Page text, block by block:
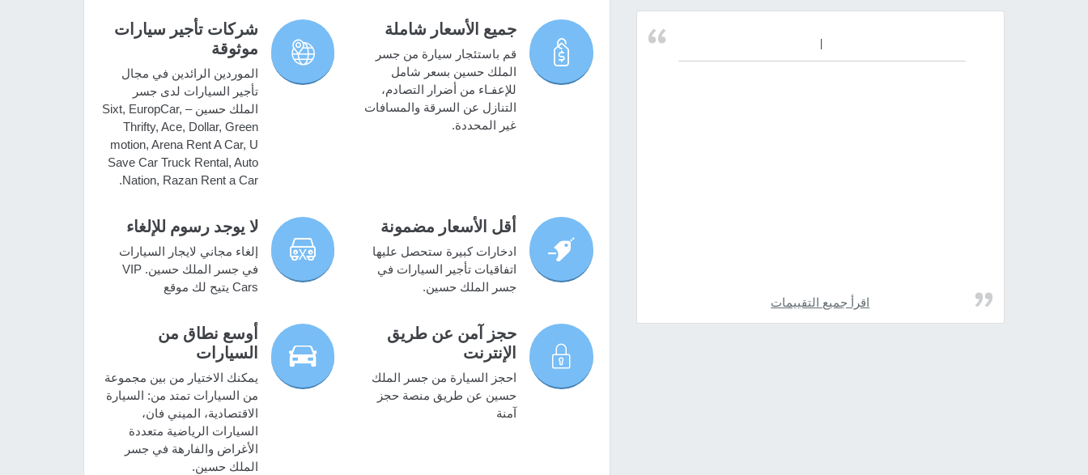
اقرأ جميع التقييمات
جميع الأسعار شاملة
قم باستئجار سيارة من جسر
الملك حسين بسعر شامل
للإعفـاء من أضرار التصادم،
التنازل عن السرقة والمسافات
غير المحددة.
شركات تأجير سيارات
موثوقة
الموردين الرائدين في مجال
تأجير السيارات لدى جسر
الملك حسين – Sixt, EuropCar,
Thrifty, Ace, Dollar, Green
motion, Arena Rent A Car, U
Save Car Truck Rental, Auto
Nation, Razan Rent a Car.
أقل الأسعار مضمونة
ادخارات كبيرة ستحصل عليها
اتفاقيات تأجير السيارات في
جسر الملك حسين.
لا يوجد رسوم للإلغاء
إلغاء مجاني لايجار السيارات
في جسر الملك حسين. VIP
Cars يتيح لك موقع
حجز آمن عن طريق
الإنترنت
احجز السيارة من جسر الملك
حسين عن طريق منصة حجز
آمنة
أوسع نطاق من
السيارات
يمكنك الاختيار من بين مجموعة
من السيارات تمتد من: السيارة
الاقتصادية، الميني فان،
السيارات الرياضية متعددة
الأغراض والفارهة في جسر
الملك حسين.